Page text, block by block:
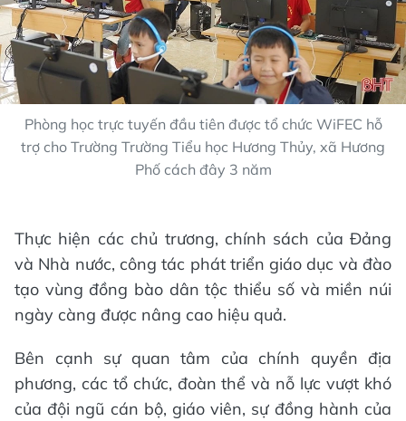
Phòng học trực tuyến đầu tiên được tổ chức WiFEC hỗ
trợ cho Trường Trường Tiểu học Hương Thủy, xã Hương
Phố cách đây 3 năm
Thực hiện các chủ trương, chính sách của Đảng
và Nhà nước, công tác phát triển giáo dục và đào
tạo vùng đồng bào dân tộc thiểu số và miền núi
ngày càng được nâng cao hiệu quả.
Bên cạnh sự quan tâm của chính quyền địa
phương, các tổ chức, đoàn thể và nỗ lực vượt khó
của đội ngũ cán bộ, giáo viên, sự đồng hành của